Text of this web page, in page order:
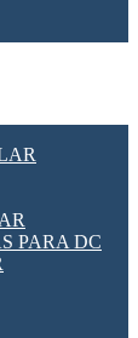
PARA DC